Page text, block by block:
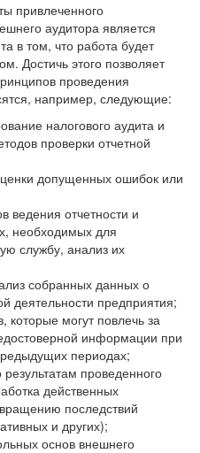
привлеченного
аудитора является
в том, что работа будет
Достичь этого позволяет
проведения
например, следующие:
налогового аудита и
проверки отчетной
допущенных ошибок или
ведения отчетности и
необходимых для
службу, анализ их
собранных данных о
деятельности предприятия;
которые могут повлечь за
информации при
периодах;
проведенного
действенных
последствий
и других);
основ внешнего